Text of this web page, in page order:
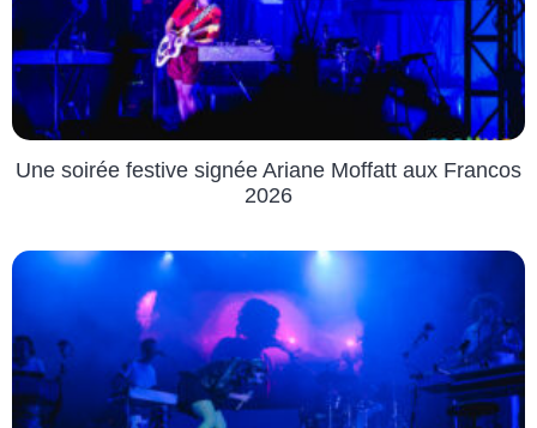
Une soirée festive signée Ariane Moffatt aux Francos
2026